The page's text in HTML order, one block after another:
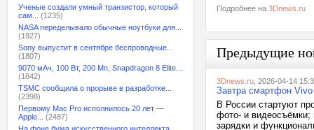
Ученые создали умный транзистор, который
сам...
(1235)
NASA переделывало обычные ноутбуки для...
(1927)
Sony выпустит в сентябре беспроводные...
(1807)
9070 мАч, 100 Вт, 200 Мп, Snapdragon 8 Elite...
(1842)
TSMC сообщила о прорыве в разработке...
(2398)
Первому Mac Pro исполнилось 20 лет —
Apple...
(2487)
Подробнее на 3Dnews.ru
Предыдущие
3Dnews.ru , 2026-04-14
Завтра смартфон
В России стартуют
фото- и видеосъёмки;
зарядки и